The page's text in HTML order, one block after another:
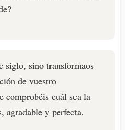
siglo, sino transformaos
de vuestro
comprobéis cuál sea la
agradable y perfecta.